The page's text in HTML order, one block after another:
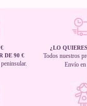
DE 90 €
¿LO
Todos nuestros
Envío